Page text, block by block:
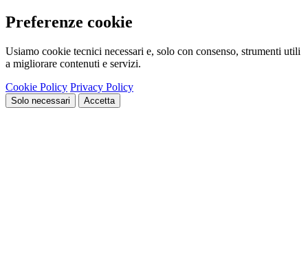
Preferenze cookie
Usiamo cookie tecnici necessari e, solo con consenso, strumenti utili
a migliorare contenuti e servizi.
Cookie Policy Privacy Policy
Solo necessari Accetta